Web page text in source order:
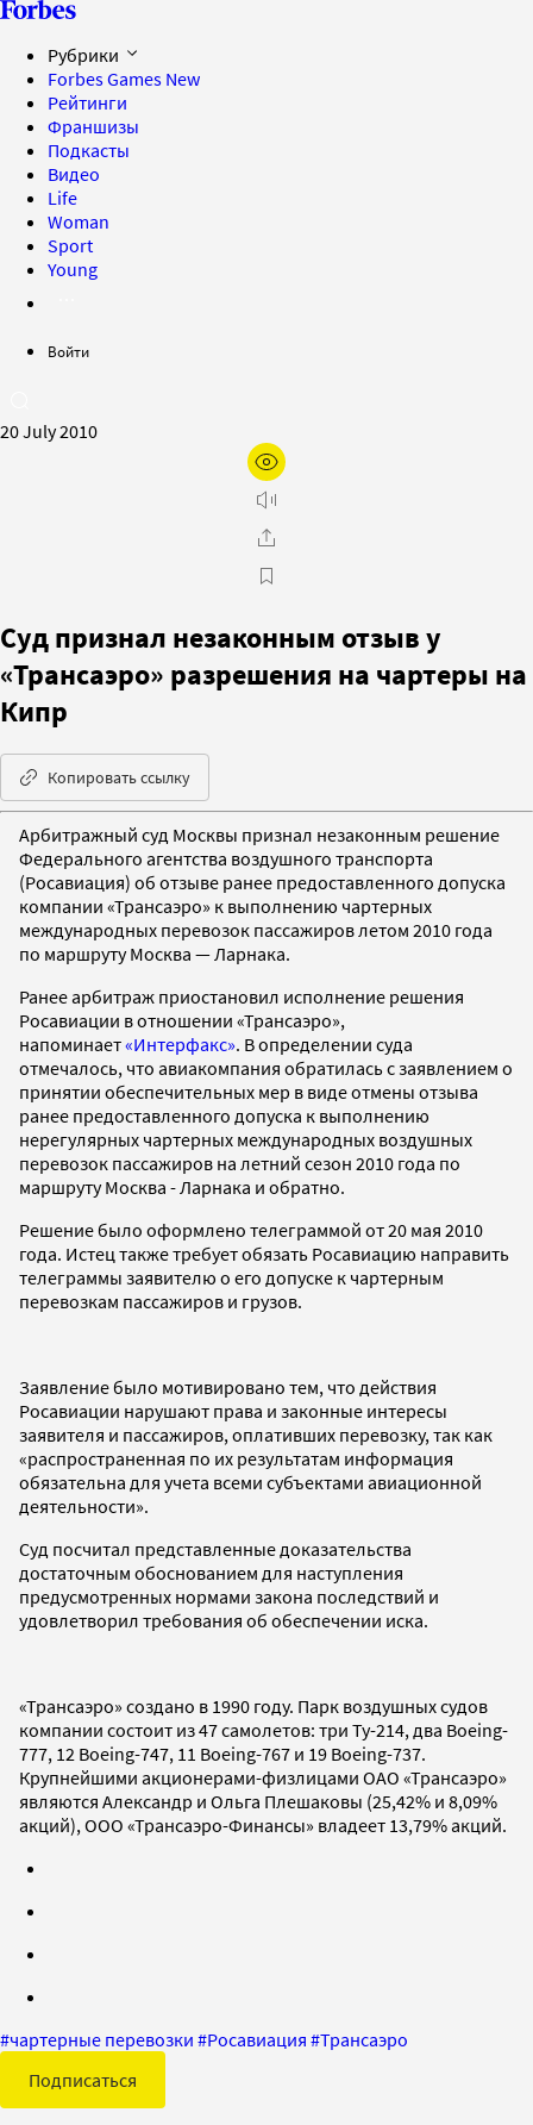
Рубрики
Forbes Games New
Рейтинги
Франшизы
Подкасты
Видео
Life
Woman
Sport
Young
Войти
20 July 2010
Суд признал незаконным отзыв у
«Трансаэро» разрешения на чартеры на
Кипр
Копировать ссылку
Арбитражный суд Москвы признал незаконным решение
Федерального агентства воздушного транспорта
(Росавиация) об отзыве ранее предоставленного допуска
компании «Трансаэро» к выполнению чартерных
международных перевозок пассажиров летом 2010 года
по маршруту Москва — Ларнака.
Ранее арбитраж приостановил исполнение решения
Росавиации в отношении «Трансаэро»,
напоминает«Интерфакс». В определении суда
отмечалось, что авиакомпания обратилась с заявлением о
принятии обеспечительных мер в виде отмены отзыва
ранее предоставленного допуска к выполнению
нерегулярных чартерных международных воздушных
перевозок пассажиров на летний сезон 2010 года по
маршруту Москва - Ларнака и обратно.
Решение было оформлено телеграммой от 20 мая 2010
года. Истец также требует обязать Росавиацию направить
телеграммы заявителю о его допуске к чартерным
перевозкам пассажиров и грузов.
Заявление было мотивировано тем, что действия
Росавиации нарушают права и законные интересы
заявителя и пассажиров, оплативших перевозку, так как
«распространенная по их результатам информация
обязательна для учета всеми субъектами авиационной
деятельности».
Суд посчитал представленные доказательства
достаточным обоснованием для наступления
предусмотренных нормами закона последствий и
удовлетворил требования об обеспечении иска.
«Трансаэро» создано в 1990 году. Парк воздушных судов
компании состоит из 47 самолетов: три Ту-214, два Boeing-
777, 12 Boeing-747, 11 Boeing-767 и 19 Boeing-737.
Крупнейшими акционерами-физлицами ОАО «Трансаэро»
являются Александр и Ольга Плешаковы (25,42% и 8,09%
акций), ООО «Трансаэро-Финансы» владеет 13,79% акций.
#чартерные перевозки #Росавиация #Трансаэро
Подписаться